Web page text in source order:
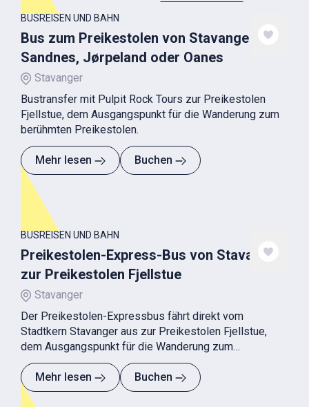
BUSREISEN UND BAHN
Bus zum Preikestolen von Stavanger,
Sandnes, Jørpeland oder Oanes
Stavanger
Bustransfer mit Pulpit Rock Tours zur Preikestolen
Fjellstue, dem Ausgangspunkt für die Wanderung zum
berühmten Preikestolen.
Mehr lesen Buchen
BUSREISEN UND BAHN
Preikestolen-Express-Bus von Stavanger
zur Preikestolen Fjellstue
Stavanger
Der Preikestolen-Expressbus fährt direkt vom
Stadtkern Stavanger aus zur Preikestolen Fjellstue,
dem Ausgangspunkt für die Wanderung zum
Preikestolen
Mehr lesen
Buchen